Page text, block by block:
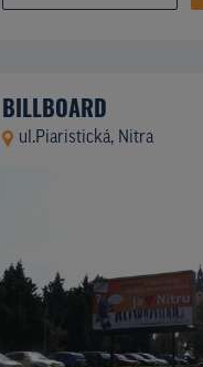
BILLBOARD
ul.Piaristická, Nitra